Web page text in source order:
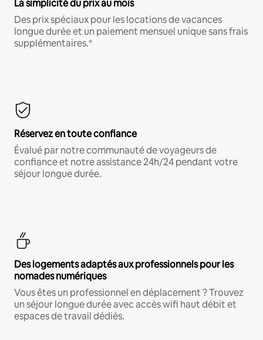
La simplicité du prix au mois
Des prix spéciaux pour les locations de vacances
longue durée et un paiement mensuel unique sans frais
supplémentaires.*
Réservez en toute confiance
Évalué par notre communauté de voyageurs de
confiance et notre assistance 24h/24 pendant votre
séjour longue durée.
Des logements adaptés aux professionnels pour les
nomades numériques
Vous êtes un professionnel en déplacement ? Trouvez
un séjour longue durée avec accès wifi haut débit et
espaces de travail dédiés.